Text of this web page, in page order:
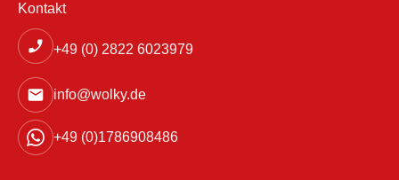
Kontakt
+49 (0) 2822 6023979
info@wolky.de
+49 (0)1786908486